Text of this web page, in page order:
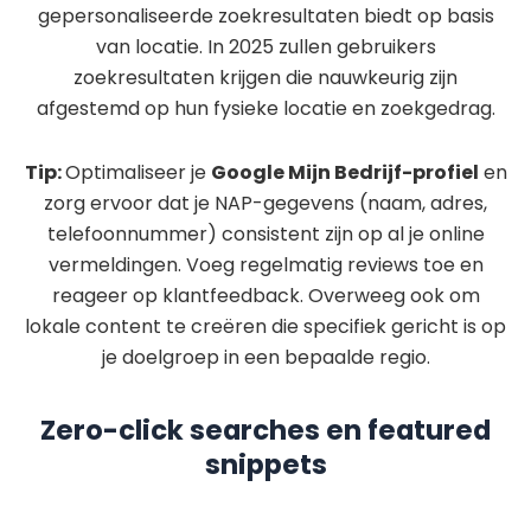
gepersonaliseerde zoekresultaten biedt op basis
van locatie. In 2025 zullen gebruikers
zoekresultaten krijgen die nauwkeurig zijn
afgestemd op hun fysieke locatie en zoekgedrag.
Tip:Optimaliseer je Google Mijn Bedrijf-profiel en
zorg ervoor dat je NAP-gegevens (naam, adres,
telefoonnummer) consistent zijn op al je online
vermeldingen. Voeg regelmatig reviews toe en
reageer op klantfeedback. Overweeg ook om
lokale content te creëren die specifiek gericht is op
je doelgroep in een bepaalde regio.
Zero-click searches en featured
snippets